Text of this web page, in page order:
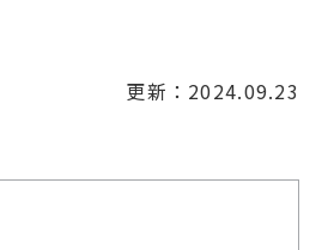
更新：2024.09.23